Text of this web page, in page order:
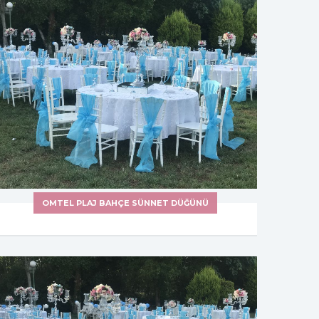
OMTEL PLAJ BAHÇE SÜNNET DÜĞÜNÜ